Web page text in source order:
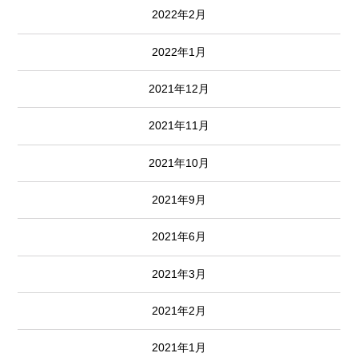
2022年2月
2022年1月
2021年12月
2021年11月
2021年10月
2021年9月
2021年6月
2021年3月
2021年2月
2021年1月